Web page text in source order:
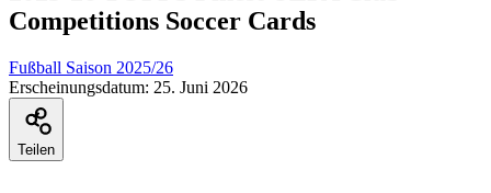
Competitions Soccer Cards
Fußball Saison 2025/26
Erscheinungsdatum: 25. Juni 2026
Teilen